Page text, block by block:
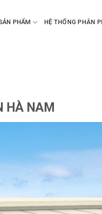
PHẨM HỆ THỐNG PHÂN
HÀ NAM